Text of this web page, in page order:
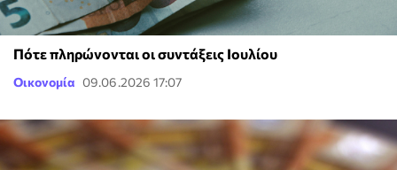
Πότε πληρώνονται οι συντάξεις Ιουλίου
Οικονομία 09.06.2026 17:07